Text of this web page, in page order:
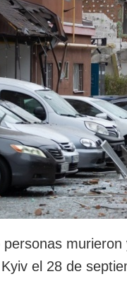
personales
personas
el 28 de